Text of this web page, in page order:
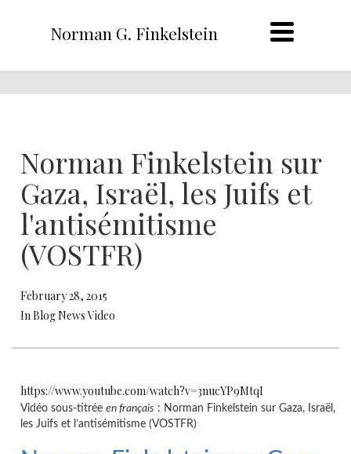
Norman G. Finkelstein
Norman Finkelstein sur
Gaza, Israël, les Juifs et
l'antisémitisme
(VOSTFR)
February 28, 2015
In Blog News Video
https://www.youtube.com/watch?v=3nucYP9MtqI
Vidéo sous-titrée en français : Norman Finkelstein sur Gaza, Israël,
les Juifs et l’antisémitisme (VOSTFR)